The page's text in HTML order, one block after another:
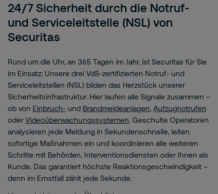
24/7 Sicherheit durch die Notruf-
und Serviceleitstelle (NSL) von
Securitas
Rund um die Uhr, an 365 Tagen im Jahr, ist Securitas für Sie
im Einsatz: Unsere drei VdS-zertifizierten Notruf- und
Serviceleitstellen (NSL) bilden das Herzstück unserer
Sicherheitsinfrastruktur. Hier laufen alle Signale zusammen –
ob von Einbruch- und Brandmeldeanlagen, Aufzugnotrufen
oder Videoüberwachungssystemen. Geschulte Operatoren
analysieren jede Meldung in Sekundenschnelle, leiten
sofortige Maßnahmen ein und koordinieren alle weiteren
Schritte mit Behörden, Interventionsdiensten oder Ihnen als
Kunde. Das garantiert höchste Reaktionsgeschwindigkeit –
denn im Ernstfall zählt jede Sekunde.